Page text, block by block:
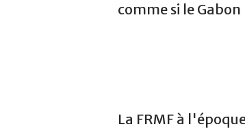
comme si le
La FRMF à